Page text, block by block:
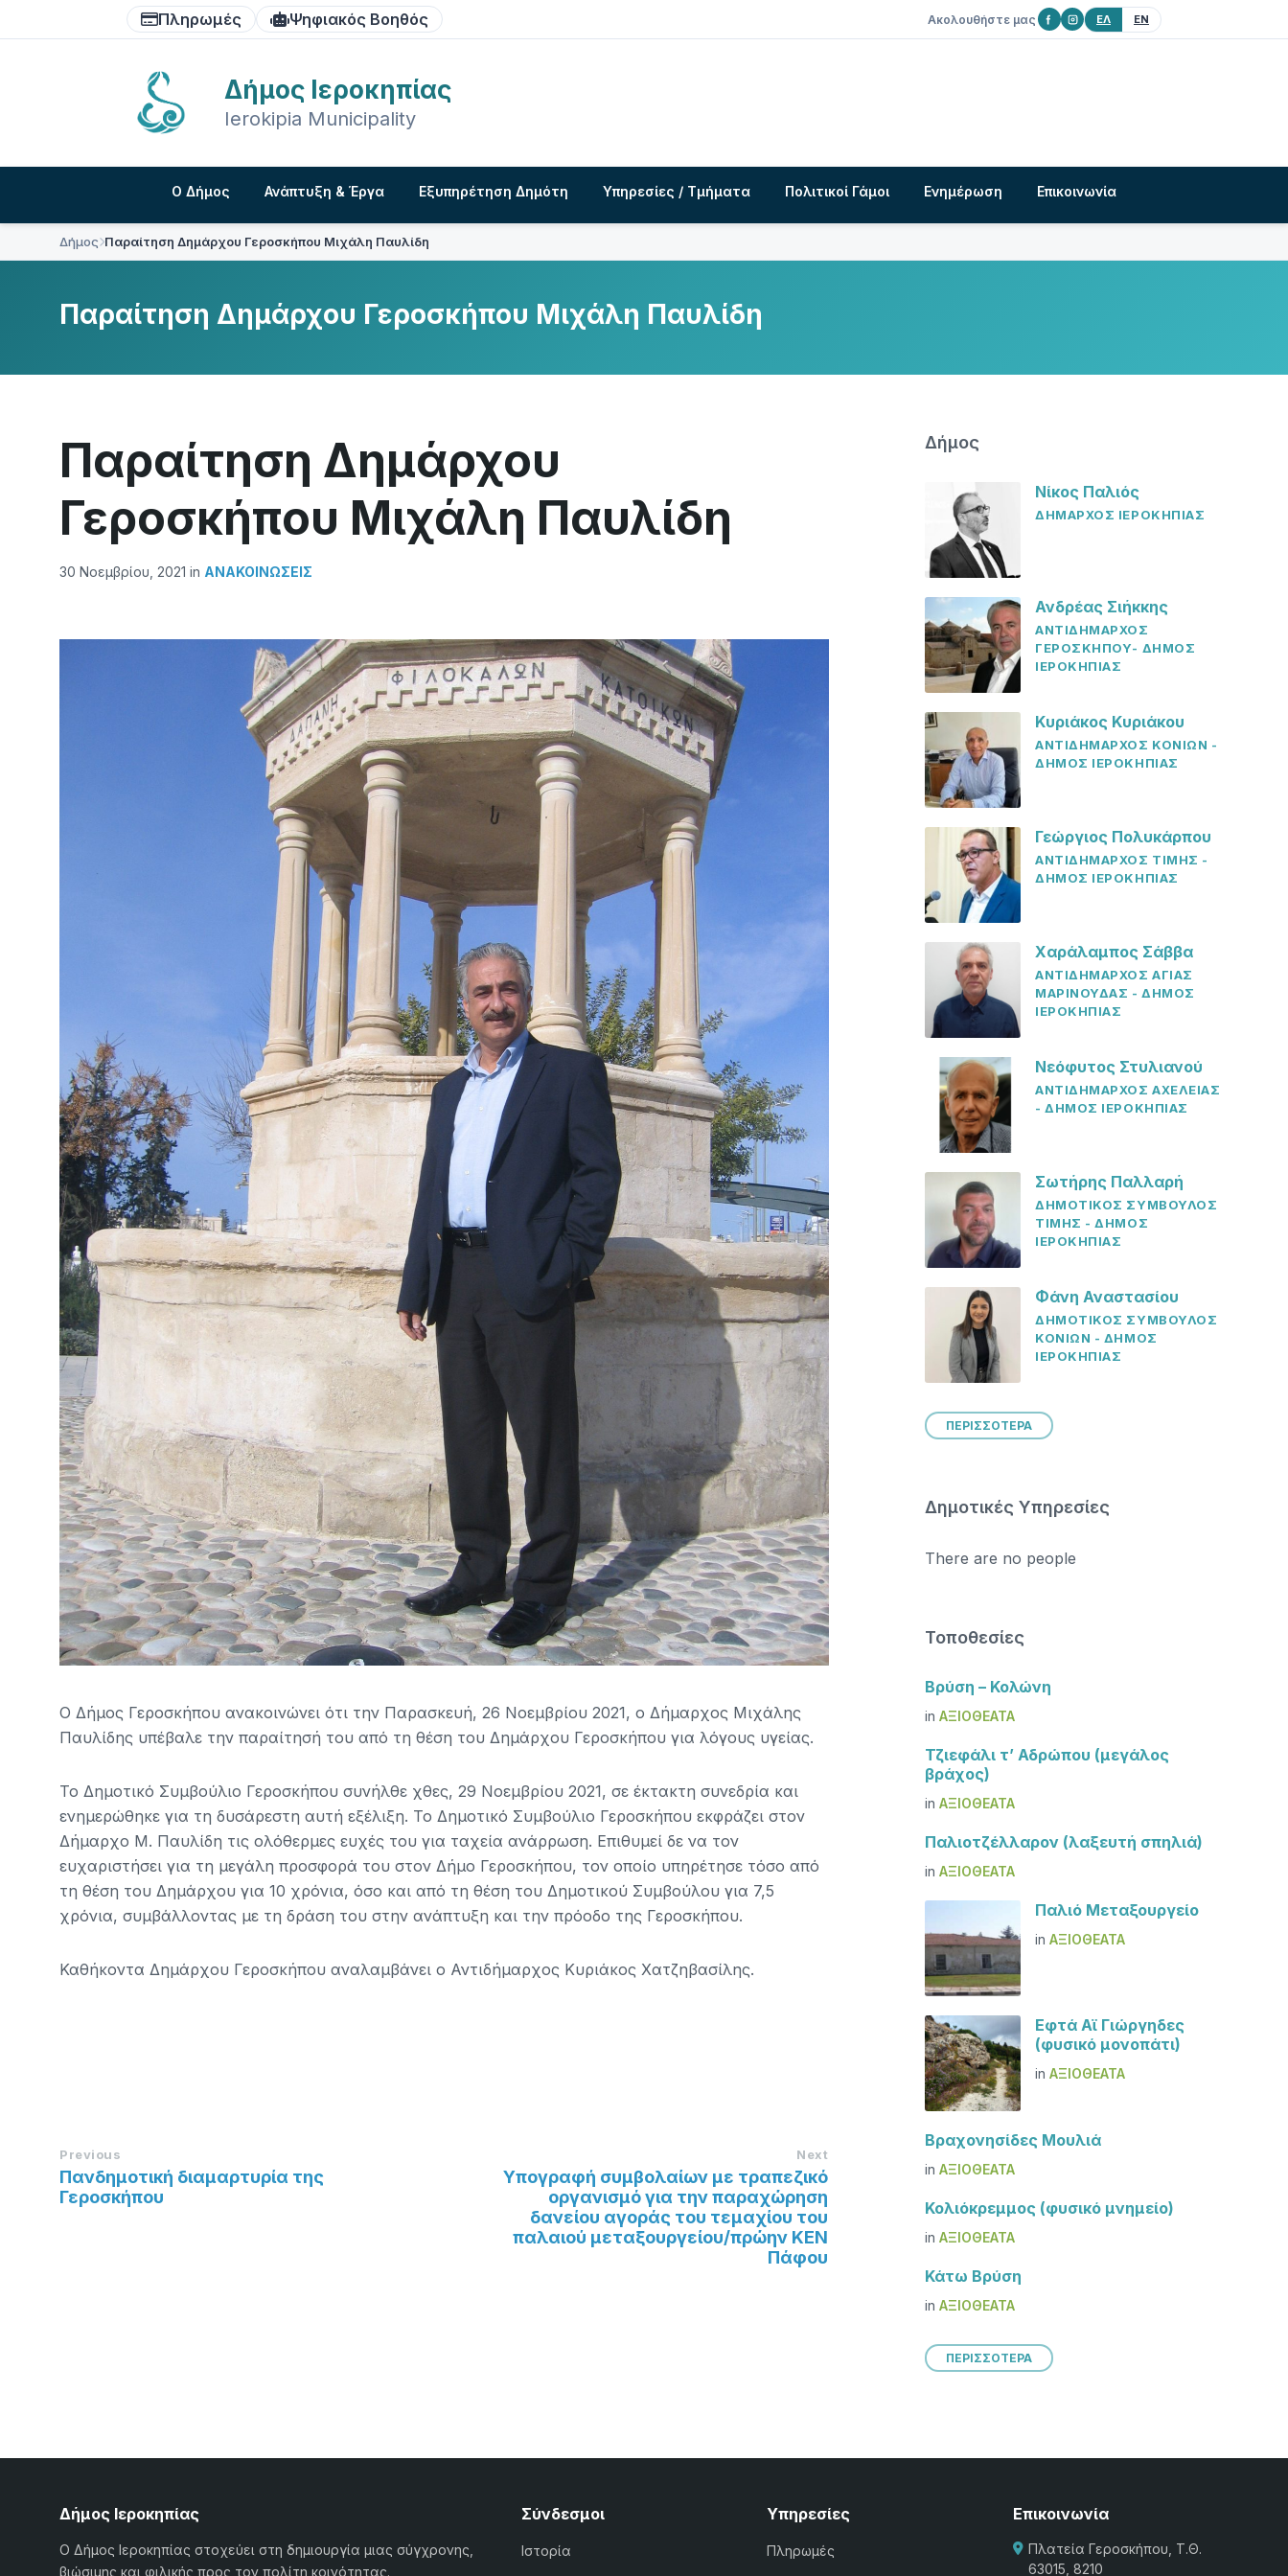
content
main
footer
Πληρωμές Ψηφιακός Βοηθός Ακολουθήστε μας ΕΛ EN
Δήμος Ιεροκηπίας
Ierokipia Municipality
Ο Δήμος Ανάπτυξη & Έργα Εξυπηρέτηση Δημότη Υπηρεσίες / Τμήματα Πολιτικοί Γάμοι Ενημέρωση Επικοινωνία
Δήμος Παραίτηση Δημάρχου Γεροσκήπου Μιχάλη Παυλίδη
Παραίτηση Δημάρχου Γεροσκήπου Μιχάλη Παυλίδη
Παραίτηση Δημάρχου
Γεροσκήπου Μιχάλη Παυλίδη
30 Νοεμβρίου, 2021 in ΑΝΑΚΟΙΝΏΣΕΙΣ
Ο Δήμος Γεροσκήπου ανακοινώνει ότι την Παρασκευή, 26 Νοεμβρίου 2021, ο Δήμαρχος Μιχάλης
Παυλίδης υπέβαλε την παραίτησή του από τη θέση του Δημάρχου Γεροσκήπου για λόγους υγείας.
Το Δημοτικό Συμβούλιο Γεροσκήπου συνήλθε χθες, 29 Νοεμβρίου 2021, σε έκτακτη συνεδρία και
ενημερώθηκε για τη δυσάρεστη αυτή εξέλιξη. Το Δημοτικό Συμβούλιο Γεροσκήπου εκφράζει στον
Δήμαρχο Μ. Παυλίδη τις ολόθερμες ευχές του για ταχεία ανάρρωση. Επιθυμεί δε να τον
ευχαριστήσει για τη μεγάλη προσφορά του στον Δήμο Γεροσκήπου, τον οποίο υπηρέτησε τόσο από
τη θέση του Δημάρχου για 10 χρόνια, όσο και από τη θέση του Δημοτικού Συμβούλου για 7,5
χρόνια, συμβάλλοντας με τη δράση του στην ανάπτυξη και την πρόοδο της Γεροσκήπου.
Καθήκοντα Δημάρχου Γεροσκήπου αναλαμβάνει ο Αντιδήμαρχος Κυριάκος Χατζηβασίλης.
Previous
Πανδημοτική διαμαρτυρία της
Γεροσκήπου
Next
Υπογραφή συμβολαίων με τραπεζικό
οργανισμό για την παραχώρηση
δανείου αγοράς του τεμαχίου του
παλαιού μεταξουργείου/πρώην ΚΕΝ
Πάφου
Δήμος
Νίκος Παλιός
ΔΗΜΑΡΧΟΣ ΙΕΡΟΚΗΠΙΑΣ
Ανδρέας Σιήκκης
ΑΝΤΙΔΗΜΑΡΧΟΣ
ΓΕΡΟΣΚΗΠΟΥ- ΔΗΜΟΣ
ΙΕΡΟΚΗΠΙΑΣ
Κυριάκος Κυριάκου
ΑΝΤΙΔΗΜΑΡΧΟΣ ΚΟΝΙΩΝ -
ΔΗΜΟΣ ΙΕΡΟΚΗΠΙΑΣ
Γεώργιος Πολυκάρπου
ΑΝΤΙΔΗΜΑΡΧΟΣ ΤΙΜΗΣ -
ΔΗΜΟΣ ΙΕΡΟΚΗΠΙΑΣ
Χαράλαμπος Σάββα
ΑΝΤΙΔΗΜΑΡΧΟΣ ΑΓΙΑΣ
ΜΑΡΙΝΟΥΔΑΣ - ΔΗΜΟΣ
ΙΕΡΟΚΗΠΙΑΣ
Νεόφυτος Στυλιανού
ΑΝΤΙΔΗΜΑΡΧΟΣ ΑΧΕΛΕΙΑΣ
- ΔΗΜΟΣ ΙΕΡΟΚΗΠΙΑΣ
Σωτήρης Παλλαρή
ΔΗΜΟΤΙΚΟΣ ΣΥΜΒΟΥΛΟΣ
ΤΙΜΗΣ - ΔΗΜΟΣ
ΙΕΡΟΚΗΠΙΑΣ
Φάνη Αναστασίου
ΔΗΜΟΤΙΚΟΣ ΣΥΜΒΟΥΛΟΣ
ΚΟΝΙΩΝ - ΔΗΜΟΣ
ΙΕΡΟΚΗΠΙΑΣ
ΠΕΡΙΣΣΟΤΕΡΑ
Δημοτικές Υπηρεσίες
There are no people
Τοποθεσίες
Βρύση – Κολώνη
inΑΞΙΟΘΈΑΤΑ
Τζιεφάλι τ’ Αδρώπου (μεγάλος
βράχος)
inΑΞΙΟΘΈΑΤΑ
Παλιοτζέλλαρον (λαξευτή σπηλιά)
inΑΞΙΟΘΈΑΤΑ
Παλιό Μεταξουργείο
inΑΞΙΟΘΈΑΤΑ
Εφτά Αϊ Γιώργηδες
(φυσικό μονοπάτι)
inΑΞΙΟΘΈΑΤΑ
Βραχονησίδες Μουλιά
inΑΞΙΟΘΈΑΤΑ
Κολιόκρεμμος (φυσικό μνημείο)
inΑΞΙΟΘΈΑΤΑ
Κάτω Βρύση
inΑΞΙΟΘΈΑΤΑ
ΠΕΡΙΣΣΟΤΕΡΑ
Δήμος Ιεροκηπίας
Ο Δήμος Ιεροκηπίας στοχεύει στη δημιουργία μιας σύγχρονης,
βιώσιμης και φιλικής προς τον πολίτη κοινότητας.
Σύνδεσμοι
Ιστορία
Υπηρεσίες
Πληρωμές
Επικοινωνία
Πλατεία Γεροσκήπου, Τ.Θ.
63015, 8210